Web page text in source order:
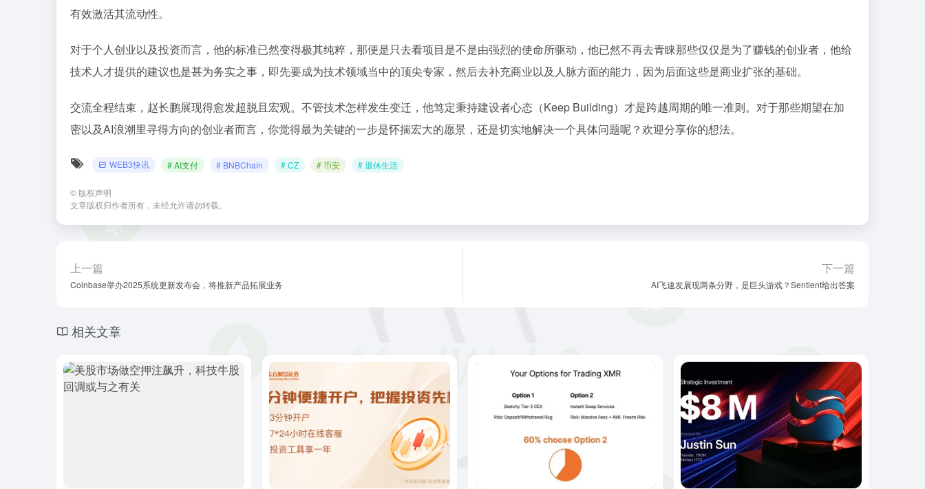
有效激活其流动性。
对于个人创业以及投资而言，他的标准已然变得极其纯粹，那便是只去看项目是不是由强烈的使命所驱动，他已然不再去青睐那些仅仅是为了赚钱的创业者，他给
技术人才提供的建议也是甚为务实之事，即先要成为技术领域当中的顶尖专家，然后去补充商业以及人脉方面的能力，因为后面这些是商业扩张的基础。
交流全程结束，赵长鹏展现得愈发超脱且宏观。不管技术怎样发生变迁，他笃定秉持建设者心态（Keep Building）才是跨越周期的唯一准则。对于那些期望在加
密以及AI浪潮里寻得方向的创业者而言，你觉得最为关键的一步是怀揣宏大的愿景，还是切实地解决一个具体问题呢？欢迎分享你的想法。
WEB3快讯 # AI支付 # BNBChain # CZ # 币安 # 退休生活
© 版权声明
文章版权归作者所有，未经允许请勿转载。
上一篇
Coinbase举办2025系统更新发布会，将推新产品拓展业务
下一篇
AI飞速发展现两条分野，是巨头游戏？Sentient给出答案
相关文章